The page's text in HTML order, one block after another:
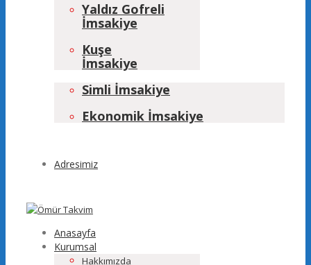
Yaldız Gofreli
İmsakiye
Kuşe
İmsakiye
Simli İmsakiye
Ekonomik İmsakiye
Adresimiz
Anasayfa
Kurumsal
Hakkımızda